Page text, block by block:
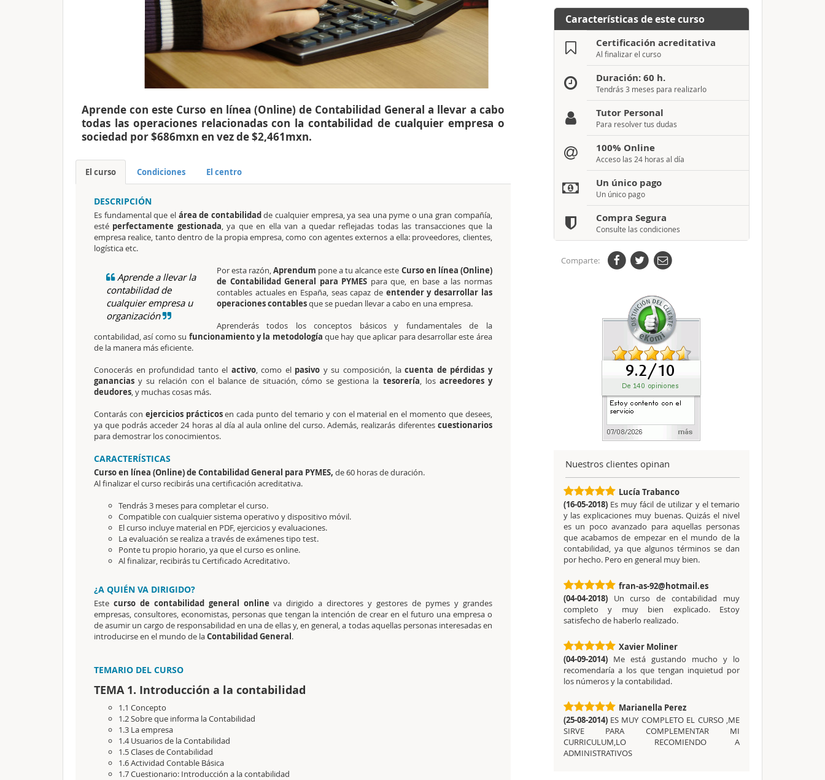
Aprende con este Curso en línea (Online) de Contabilidad General a llevar a cabo
todas las operaciones relacionadas con la contabilidad de cualquier empresa o
sociedad por $686mxn en vez de $2,461mxn.
El curso Condiciones El centro
DESCRIPCIÓN
Es fundamental que elárea de contabilidadde cualquier empresa, ya sea una pyme o una gran compañía,
esté perfectamente gestionada, ya que en ella van a quedar reflejadas todas las transacciones que la
empresa realice, tanto dentro de la propia empresa, como con agentes externos a ella: proveedores, clientes,
logística etc.
Aprende a llevar la
contabilidad de
cualquier empresa u
organización
Por esta razón,Aprendum pone a tu alcance este Curso en línea (Online)
de Contabilidad General para PYMES para que, en base a las normas
contables actuales en España, seas capaz de entender y desarrollar las
operaciones contablesque se puedan llevar a cabo en una empresa.
Aprenderás todos los conceptos básicos y fundamentales de la
contabilidad, así como su funcionamiento y la metodología que hay que aplicar para desarrollar este área
de la manera más eficiente.
Conocerás en profundidad tanto el activo, como el pasivo y su composición, lacuenta de pérdidas y
ganancias y su relación con el balance de situación, cómo se gestiona la tesorería, los acreedores y
deudores, y muchas cosas más.
Contarás con ejercicios prácticosen cada punto del temario y con el material en el momento que desees,
ya que podrás acceder 24 horas al día al aula online del curso. Además, realizarás diferentes cuestionarios
para demostrar los conocimientos.
CARACTERÍSTICAS
Curso en línea (Online) de Contabilidad General para PYMES, de 60 horas de duración.
Al finalizar el curso recibirás una certificación acreditativa.
Tendrás 3 meses para completar el curso.
Compatible con cualquier sistema operativo y dispositivo móvil.
El curso incluye material en PDF, ejercicios y evaluaciones.
La evaluación se realiza a través de exámenes tipo test.
Ponte tu propio horario, ya que el curso es online.
Al finalizar, recibirás tu Certificado Acreditativo.
¿A QUIÉN VA DIRIGIDO?
Este curso de contabilidad general online va dirigido a directores y gestores de pymes y grandes
empresas, consultores, economistas, personas que tengan la intención de crear en el futuro una empresa o
de asumir un cargo de responsabilidad en una de ellas y, en general, a todas aquellas personas interesadas en
introducirse en el mundo de laContabilidad General.
TEMARIO DEL CURSO
TEMA 1. Introducción a la contabilidad
1.1 Concepto
1.2 Sobre que informa la Contabilidad
1.3 La empresa
1.4 Usuarios de la Contabilidad
1.5 Clases de Contabilidad
1.6 Actividad Contable Básica
1.7 Cuestionario: Introducción a la contabilidad
Características de este curso
Certificación acreditativa
Al finalizar el curso
Duración: 60 h.
Tendrás 3 meses para realizarlo
Tutor Personal
Para resolver tus dudas
100% Online
Acceso las 24 horas al día
Un único pago
Un único pago
Compra Segura
Consulte las condiciones
Comparte:
Nuestros clientes opinan
Lucía Trabanco
(16-05-2018) Es muy fácil de utilizar y el temario
y las explicaciones muy buenas. Quizás el nivel
es un poco avanzado para aquellas personas
que acabamos de empezar en el mundo de la
contabilidad, ya que algunos términos se dan
por hecho. Pero en general muy bien.
fran-as-92@hotmail.es
(04-04-2018)
Un curso de contabilidad muy
completo y muy bien explicado. Estoy
satisfecho de haberlo realizado.
Xavier Moliner
(04-09-2014) Me está gustando mucho y lo
recomendaría a los que tengan inquietud por
los números y la contabilidad.
Marianella Perez
(25-08-2014) ES MUY COMPLETO EL CURSO ,ME
SIRVE PARA COMPLEMENTAR MI
CURRICULUM,LO RECOMIENDO A
ADMINISTRATIVOS